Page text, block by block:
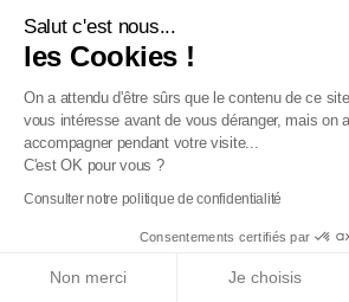
Salut c'est nous...
les Cookies !
On a attendu d'être sûrs que le contenu de ce site
vous intéresse avant de vous déranger, mais on
accompagner pendant votre visite...
C'est OK pour vous ?
Consulter notre politique de confidentialité
Consentements certifiés par
Non merci Je choisis
[Olanda] Vamal: Operațiuni, formalități și
[Olanda] Strategie: Dezvoltarea întreprinderilor
[Polonia] Fiscal: TVA, Taxe, Formalități &
Companii străine, pregătiți-vă!
Aflați